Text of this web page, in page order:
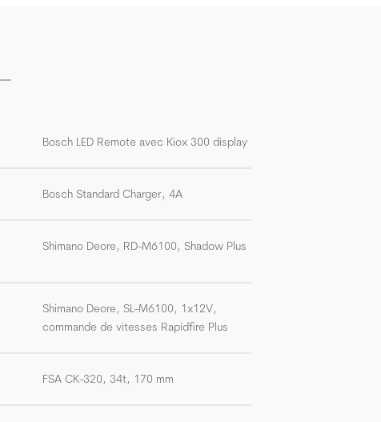
Bosch LED Remote avec Kiox 300 display
Bosch Standard Charger, 4A
Shimano Deore, RD-M6100, Shadow Plus
Shimano Deore, SL-M6100, 1x12V,
commande de vitesses Rapidfire Plus
FSA CK-320, 34t, 170 mm